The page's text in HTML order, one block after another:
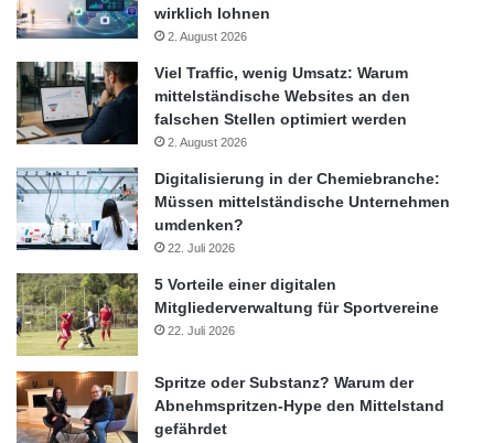
wirklich lohnen
2. August 2026
Viel Traffic, wenig Umsatz: Warum
mittelständische Websites an den
falschen Stellen optimiert werden
2. August 2026
Digitalisierung in der Chemiebranche:
Müssen mittelständische Unternehmen
umdenken?
22. Juli 2026
5 Vorteile einer digitalen
Mitgliederverwaltung für Sportvereine
22. Juli 2026
Spritze oder Substanz? Warum der
Abnehmspritzen-Hype den Mittelstand
gefährdet